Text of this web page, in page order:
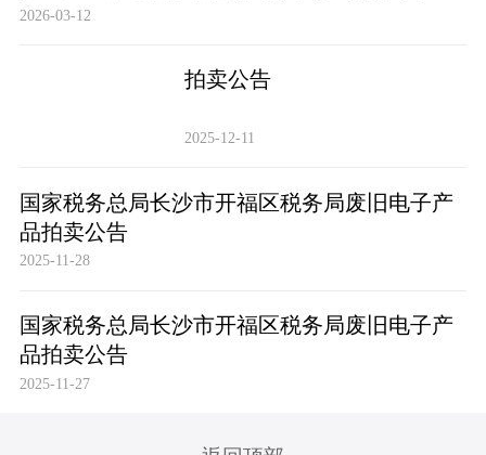
2026-03-12
拍卖公告
2025-12-11
国家税务总局长沙市开福区税务局废旧电子产
品拍卖公告
2025-11-28
国家税务总局长沙市开福区税务局废旧电子产
品拍卖公告
2025-11-27